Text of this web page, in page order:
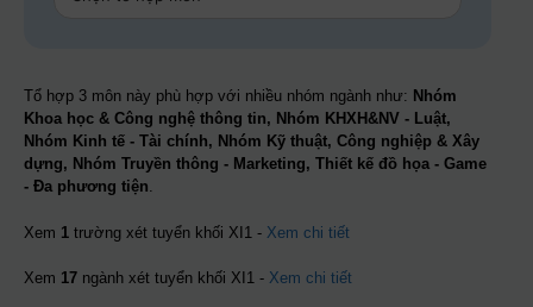
Tổ hợp 3 môn này phù hợp với nhiều nhóm ngành như: Nhóm
Khoa học & Công nghệ thông tin, Nhóm KHXH&NV - Luật,
Nhóm Kinh tế - Tài chính, Nhóm Kỹ thuật, Công nghiệp & Xây
dựng, Nhóm Truyền thông - Marketing, Thiết kế đồ họa - Game
- Đa phương tiện.
Xem 1 trường xét tuyển khối XI1 - Xem chi tiết
Xem 17 ngành xét tuyển khối XI1 - Xem chi tiết